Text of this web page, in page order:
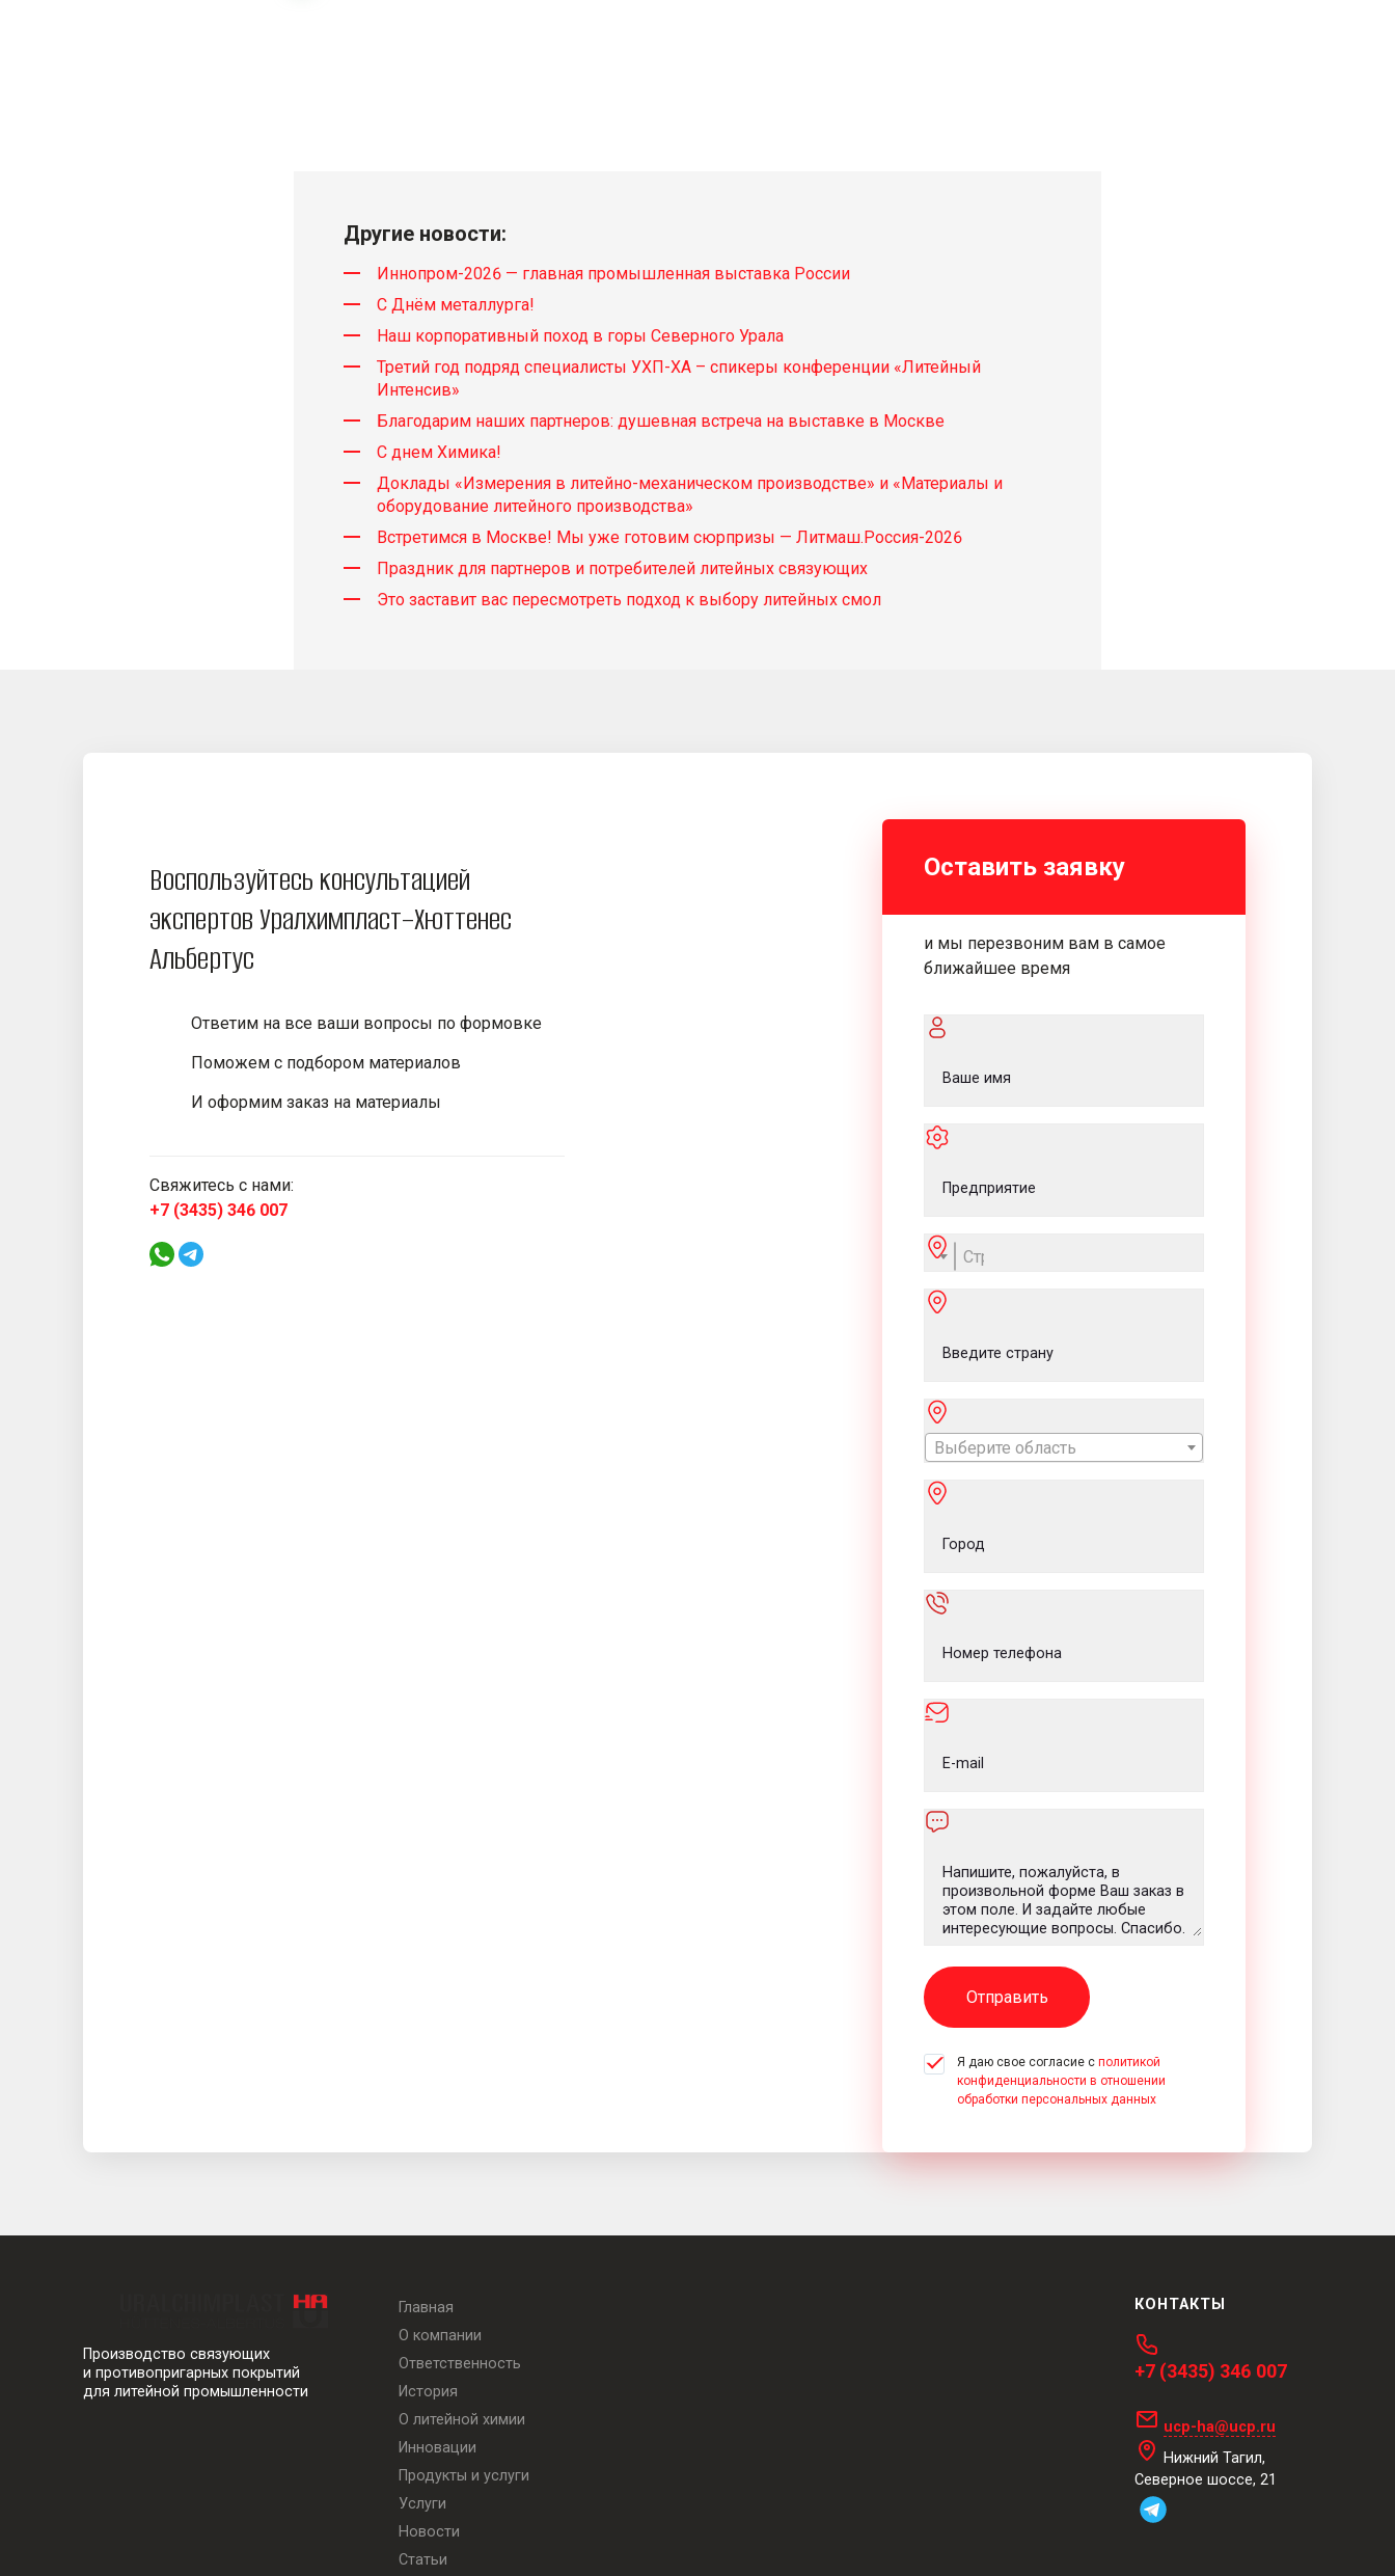
Очистительные и отмывающие составы
Добавки в формовочную смесь против дефектов литья
Услуги лаборатории и анализ литейных материалов
Другие новости:
Иннопром-2026 — главная промышленная выставка России
С Днём металлурга!
Наш корпоративный поход в горы Северного Урала
Третий год подряд специалисты УХП-ХА – спикеры конференции «Литейный
Интенсив»
Благодарим наших партнеров: душевная встреча на выставке в Москве
С днем Химика!
Доклады «Измерения в литейно-механическом производстве» и «Материалы и
оборудование литейного производства»
Встретимся в Москве! Мы уже готовим сюрпризы — Литмаш.Россия-2026
Праздник для партнеров и потребителей литейных связующих
Это заставит вас пересмотреть подход к выбору литейных смол
Воспользуйтесь консультацией
экспертов Уралхимпласт–Хюттенес
Альбертус
Ответим на все ваши вопросы по формовке
Поможем с подбором материалов
И оформим заказ на материалы
Свяжитесь с нами:
+7 (3435) 346 007
Оставить заявку
и мы перезвоним вам в самое
ближайшее время
Страна
Выберите область
Отправить
Я даю свое согласие с политикой
конфиденциальности в отношении
обработки персональных данных
Производство связующих
и противопригарных покрытий
для литейной промышленности
Главная
О компании
Ответственность
История
О литейной химии
Инновации
Продукты и услуги
Услуги
Новости
Статьи
КОНТАКТЫ
+7 (3435) 346 007
ucp-ha@ucp.ru
Нижний Тагил,
Северное шоссе, 21